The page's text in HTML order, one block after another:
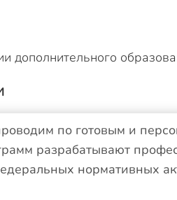
дополнительного
по готовым и
разрабатывают
нормативных